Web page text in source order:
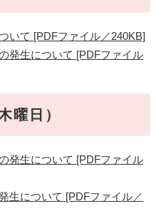
いて [PDFファイル／240KB]
発生について [PDFファイル
曜日）
発生について [PDFファイル
生について [PDFファイル／